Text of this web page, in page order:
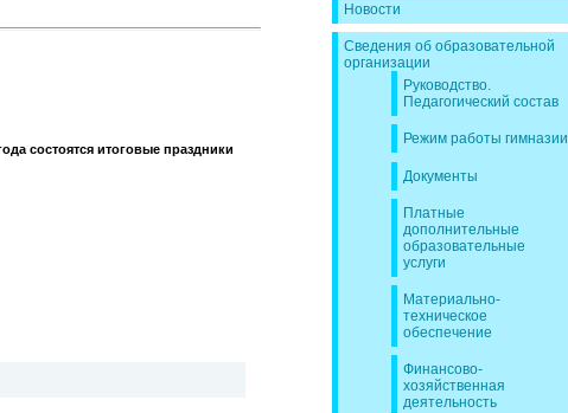
состоятся итоговые праздники
Новости
Сведения об образовательной
организации
Руководство.
Педагогический состав
Режим работы гимназии
Документы
Платные
дополнительные
образовательные
услуги
Материально-
техническое
обеспечение
Финансово-
хозяйственная
деятельность